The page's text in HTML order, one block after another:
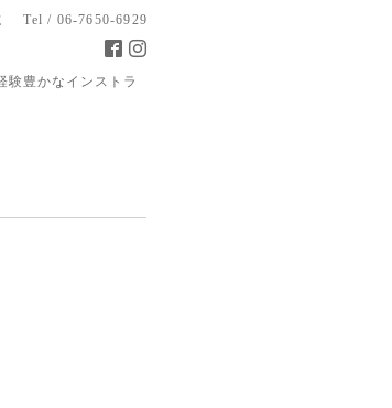
Tel / 06-7650-6929
験豊かなインストラ